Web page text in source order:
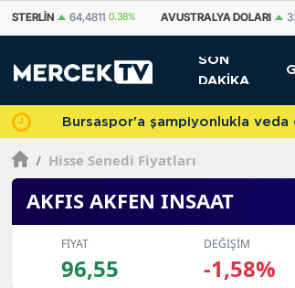
AVUSTRALYA DOLARI 33,7500 0.69% KANADA
SON
DAKİKA
Bursaspor'a şampiyonlukla veda
/ Hisse Senedi Fiyatları
AKFIS AKFEN INSAAT
FİYAT
96,55
DEĞİŞİM
-1,58%